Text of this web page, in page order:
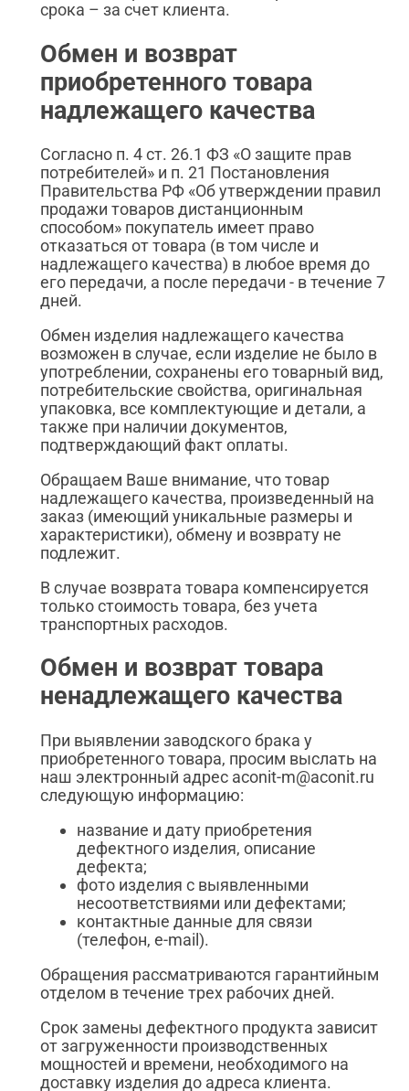
срока – за счет клиента.
Обмен и возврат
приобретенного товара
надлежащего качества
Согласно п. 4 ст. 26.1 ФЗ «О защите прав
потребителей» и п. 21 Постановления
Правительства РФ «Об утверждении правил
продажи товаров дистанционным
способом» покупатель имеет право
отказаться от товара (в том числе и
надлежащего качества) в любое время до
его передачи, а после передачи - в течение 7
дней.
Обмен изделия надлежащего качества
возможен в случае, если изделие не было в
употреблении, сохранены его товарный вид,
потребительские свойства, оригинальная
упаковка, все комплектующие и детали, а
также при наличии документов,
подтверждающий факт оплаты.
Обращаем Ваше внимание, что товар
надлежащего качества, произведенный на
заказ (имеющий уникальные размеры и
характеристики), обмену и возврату не
подлежит.
В случае возврата товара компенсируется
только стоимость товара, без учета
транспортных расходов.
Обмен и возврат товара
ненадлежащего качества
При выявлении заводского брака у
приобретенного товара, просим выслать на
наш электронный адрес aconit-m@aconit.ru
следующую информацию:
название и дату приобретения
дефектного изделия, описание
дефекта;
фото изделия с выявленными
несоответствиями или дефектами;
контактные данные для связи
(телефон, e-mail).
Обращения рассматриваются гарантийным
отделом в течение трех рабочих дней.
Срок замены дефектного продукта зависит
от загруженности производственных
мощностей и времени, необходимого на
доставку изделия до адреса клиента.